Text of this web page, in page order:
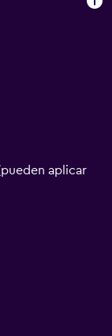
aplicar